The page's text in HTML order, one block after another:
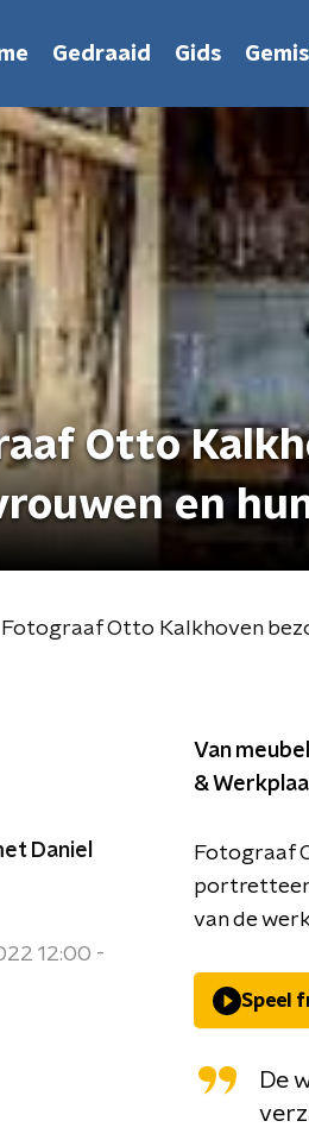
Gedraaid Gids
Otto
en
Fotograaf Otto Kalkhoven
Daniel
12:00 -
Van
&
Fotograaf
van de
Speel
De